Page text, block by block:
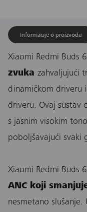
Informacije o proizvodu
Xiaomi Redmi Buds
zvuka zahvaljujući
dinamičkom driveru
driveru. Ovaj sustav
s jasnim visokim
poboljšavajući svaki
Xiaomi Redmi Buds
ANC koji
nesmetano